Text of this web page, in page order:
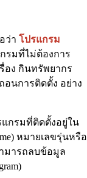
ว่า โปรแกรม
รมที่ไม่ต้องการ
อง กินทรัพยากร
อนการติดตั้ง อย่าง
แกรมที่ติดตั้งอยู่ใน
หมายเลขรุ่นหรือ
มารถลบข้อมูล